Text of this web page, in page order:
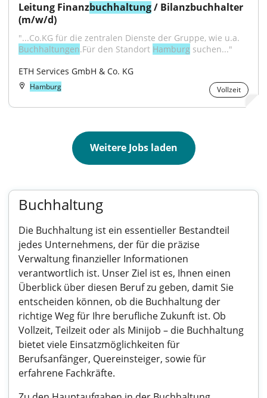
Leitung Finanzbuchhaltung / Bilanzbuchhalter
(m/w/d)
Buchhaltungen.Für den Standort Hamburg suchen..."
ETH Services GmbH & Co. KG
Hamburg Vollzeit
Weitere Jobs laden
Buchhaltung
Die Buchhaltung ist ein essentieller Bestandteil
jedes Unternehmens, der für die präzise
Verwaltung finanzieller Informationen
verantwortlich ist. Unser Ziel ist es, Ihnen einen
Überblick über diesen Beruf zu geben, damit Sie
entscheiden können, ob die Buchhaltung der
richtige Weg für Ihre berufliche Zukunft ist. Ob
Vollzeit, Teilzeit oder als Minijob – die Buchhaltung
bietet viele Einsatzmöglichkeiten für
Berufsanfänger, Quereinsteiger, sowie für
erfahrene Fachkräfte.